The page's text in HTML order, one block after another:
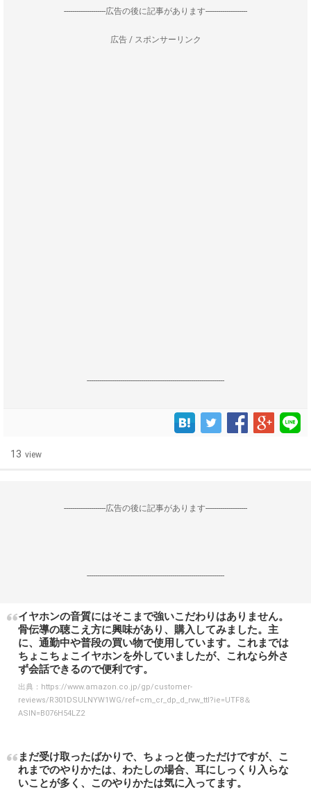
--------------------広告の後に記事があります--------------------
広告 / スポンサーリンク
------------------------------------------------------------------
13 view
--------------------広告の後に記事があります--------------------
------------------------------------------------------------------
イヤホンの音質にはそこまで強いこだわりはありません。
骨伝導の聴こえ方に興味があり、購入してみました。主
に、通勤中や普段の買い物で使用しています。これまでは
ちょこちょこイヤホンを外していましたが、これなら外さ
ず会話できるので便利です。
出典： https://www.amazon.co.jp/gp/customer-
reviews/R301DSULNYW1WG/ref=cm_cr_dp_d_rvw_ttl?ie=UTF8＆
ASIN=B076H54LZ2
まだ受け取ったばかりで、ちょっと使っただけですが、こ
れまでのやりかたは、わたしの場合、耳にしっくり入らな
いことが多く、このやりかたは気に入ってます。